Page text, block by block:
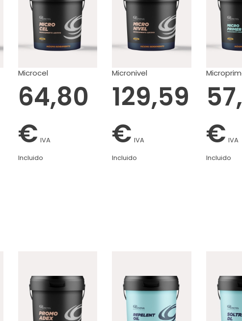
Microcel
64,80
€ IVA
Incluido
Micronivel
129,59
€ IVA
Incluido
€ IVA
Incluido